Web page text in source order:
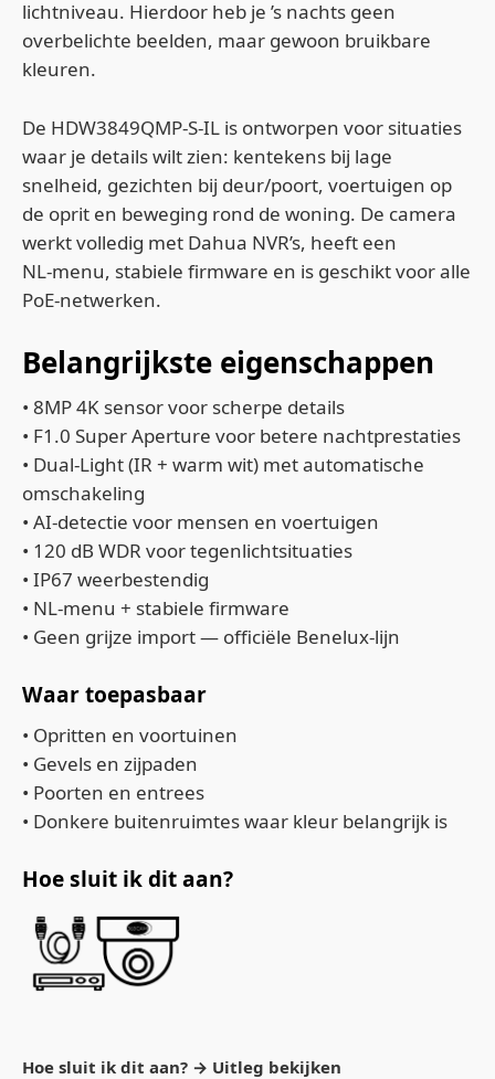
lichtniveau. Hierdoor heb je ’s nachts geen
overbelichte beelden, maar gewoon bruikbare
kleuren.
De HDW3849QMP‑S‑IL is ontworpen voor situaties
waar je details wilt zien: kentekens bij lage
snelheid, gezichten bij deur/poort, voertuigen op
de oprit en beweging rond de woning. De camera
werkt volledig met Dahua NVR’s, heeft een
NL‑menu, stabiele firmware en is geschikt voor alle
PoE‑netwerken.
Belangrijkste eigenschappen
• 8MP 4K sensor voor scherpe details
• F1.0 Super Aperture voor betere nachtprestaties
• Dual‑Light (IR + warm wit) met automatische
omschakeling
• AI‑detectie voor mensen en voertuigen
• 120 dB WDR voor tegenlichtsituaties
• IP67 weerbestendig
• NL‑menu + stabiele firmware
• Geen grijze import — officiële Benelux‑lijn
Waar toepasbaar
• Opritten en voortuinen
• Gevels en zijpaden
• Poorten en entrees
• Donkere buitenruimtes waar kleur belangrijk is
Hoe sluit ik dit aan?
Hoe sluit ik dit aan? → Uitleg bekijken